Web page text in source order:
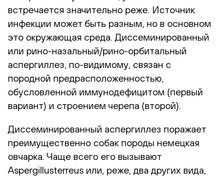
встречается значительно реже. Источник
инфекции может быть разным, но в основном
это окружающая среда. Диссеминированный
или рино-назальный/рино-орбитальный
аспергиллез, по-видимому, связан с
породной предрасположенностью,
обусловленной иммунодефицитом (первый
вариант) и строением черепа (второй).
Диссеминированный аспергиллез поражает
преимущественно собак породы немецкая
овчарка. Чаще всего его вызывают
Aspergillusterreus или, реже, два других вида,